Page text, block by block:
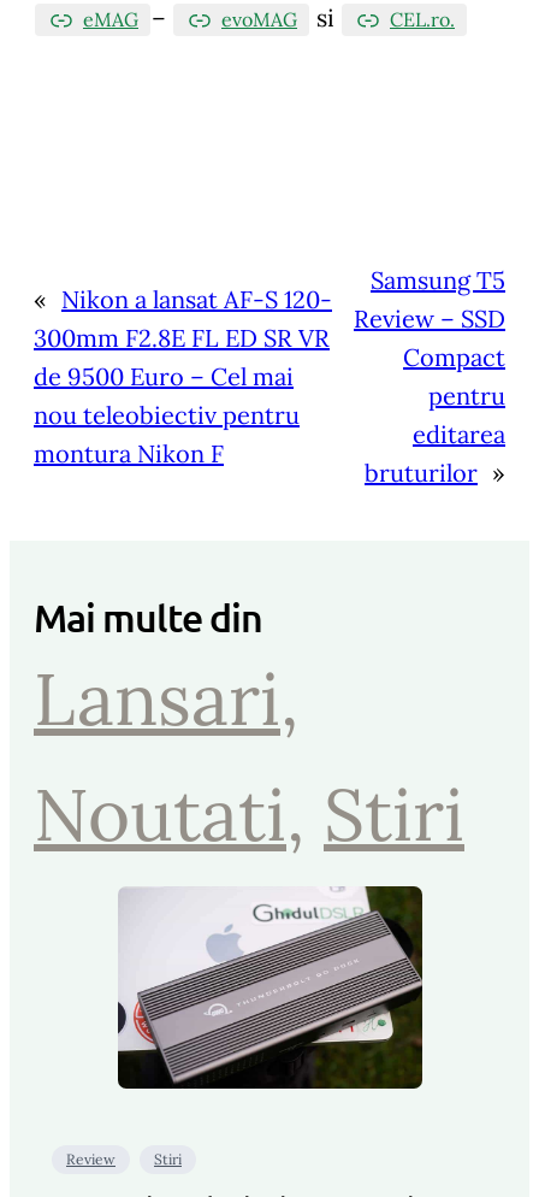
eMAG – evoMAG si CEL.ro.
« Nikon a lansat AF-S 120-
300mm F2.8E FL ED SR VR
de 9500 Euro – Cel mai
nou teleobiectiv pentru
montura Nikon F
Samsung T5
Review – SSD
Compact
pentru
editarea
bruturilor »
Mai multe din
Lansari
Noutati, Stiri
Review Stiri